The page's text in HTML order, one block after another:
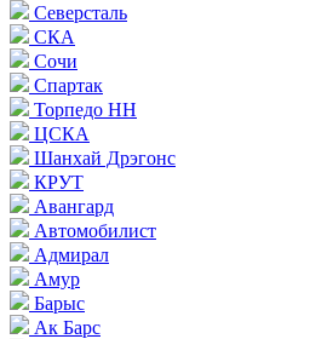
Северсталь
СКА
Сочи
Спартак
Торпедо НН
ЦСКА
Шанхай Дрэгонс
КРУТ
Авангард
Автомобилист
Адмирал
Амур
Барыс
Ак Барс